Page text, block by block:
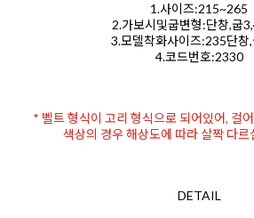
1.사이즈:215~265
2.가보시및굽변형:단창,굽
3.모델착화사이즈:235단창
4.코드번호:2330
* 벨트 형식이 고리 형식으로 되어있어, 걸
색상의 경우 해상도에 따라 살짝 다르
DETAIL